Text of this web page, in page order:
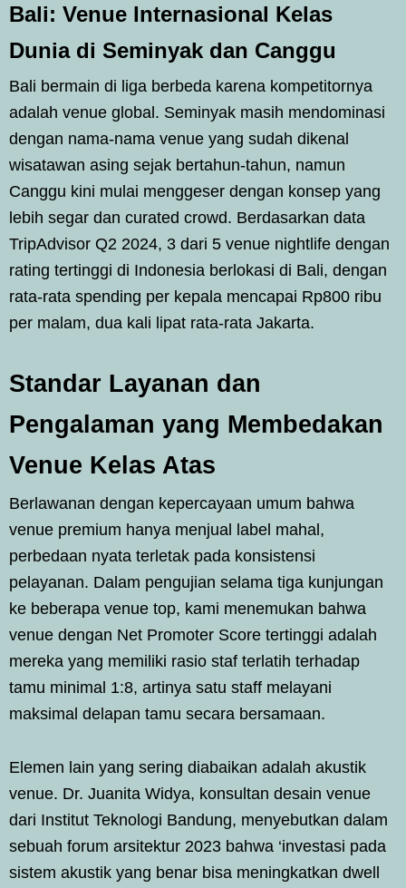
Bali: Venue Internasional Kelas
Dunia di Seminyak dan Canggu
Bali bermain di liga berbeda karena kompetitornya
adalah venue global. Seminyak masih mendominasi
dengan nama-nama venue yang sudah dikenal
wisatawan asing sejak bertahun-tahun, namun
Canggu kini mulai menggeser dengan konsep yang
lebih segar dan curated crowd. Berdasarkan data
TripAdvisor Q2 2024, 3 dari 5 venue nightlife dengan
rating tertinggi di Indonesia berlokasi di Bali, dengan
rata-rata spending per kepala mencapai Rp800 ribu
per malam, dua kali lipat rata-rata Jakarta.
Standar Layanan dan
Pengalaman yang Membedakan
Venue Kelas Atas
Berlawanan dengan kepercayaan umum bahwa
venue premium hanya menjual label mahal,
perbedaan nyata terletak pada konsistensi
pelayanan. Dalam pengujian selama tiga kunjungan
ke beberapa venue top, kami menemukan bahwa
venue dengan Net Promoter Score tertinggi adalah
mereka yang memiliki rasio staf terlatih terhadap
tamu minimal 1:8, artinya satu staff melayani
maksimal delapan tamu secara bersamaan.
Elemen lain yang sering diabaikan adalah akustik
venue. Dr. Juanita Widya, konsultan desain venue
dari Institut Teknologi Bandung, menyebutkan dalam
sebuah forum arsitektur 2023 bahwa ‘investasi pada
sistem akustik yang benar bisa meningkatkan dwell